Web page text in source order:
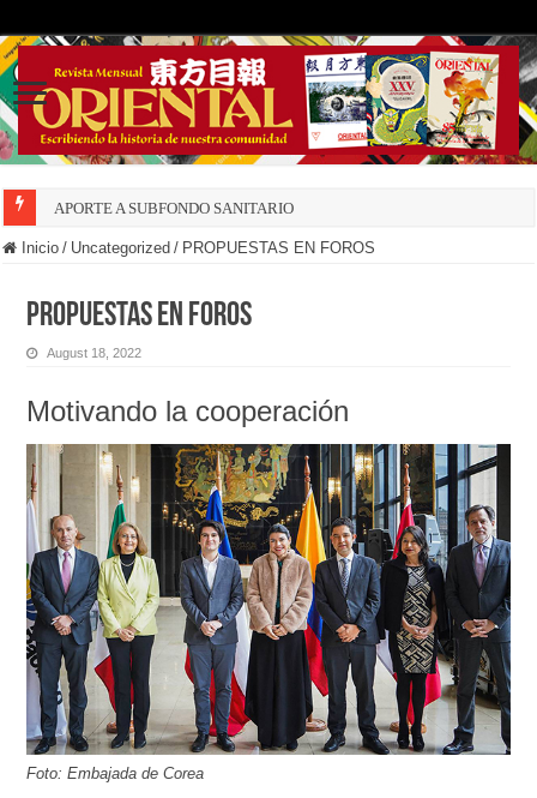
APORTE A SUBFONDO SANITARIO
Inicio / Uncategorized / PROPUESTAS EN FOROS
PROPUESTAS EN FOROS
August 18, 2022
Motivando la cooperación
Foto: Embajada de Corea